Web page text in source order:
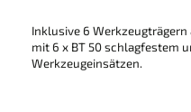
Inklusive 6
mit 6 x BT 50 schlagfestem
Werkzeugeinsätzen.